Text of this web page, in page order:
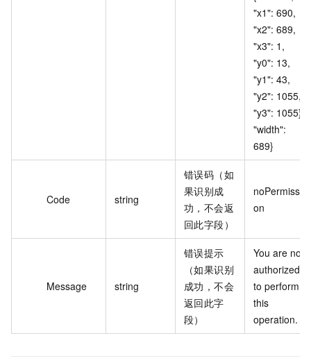
"x1": 690,
"x2": 689,
"x3": 1,
"y0": 13,
"y1": 43,
"y2": 1055,
"y3": 1055},
"width":
689}
Code string
错误码（如
果识别成
功，不会返
回此字段）
noPermissi
on
Message string
错误提示
（如果识别
成功，不会
返回此字
段）
You are not
authorized
to perform
this
operation.